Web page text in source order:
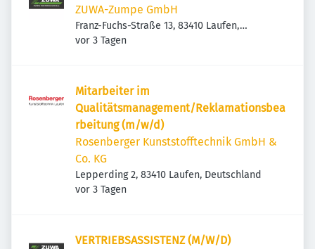
ZUWA-Zumpe GmbH
Franz-Fuchs-Straße 13, 83410 Laufen,
Deutschland
Veröffentlicht
vor 3 Tagen
Mitarbeiter im
Qualitätsmanagement/Reklamationsbea
rbeitung (m/w/d)
Rosenberger Kunststofftechnik GmbH &
Co. KG
Lepperding 2, 83410 Laufen, Deutschland
Veröffentlicht
vor 3 Tagen
VERTRIEBSASSISTENZ (M/W/D)